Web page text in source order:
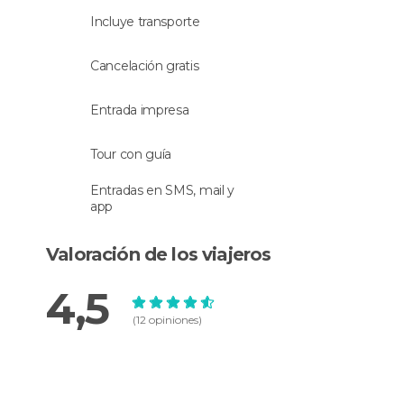
familiar.
Tras la visita, dispondremos de tiempo libre,
, pasaremos por
ejemplo destacado de la arquitectura moderna y
un símbolo de la región de
La Rioja
Incluye transporte
Cancelación gratis
Entrada impresa
Tour con guía
Entradas en SMS, mail y
app
Valoración de los viajeros
4,5 (12 opiniones)